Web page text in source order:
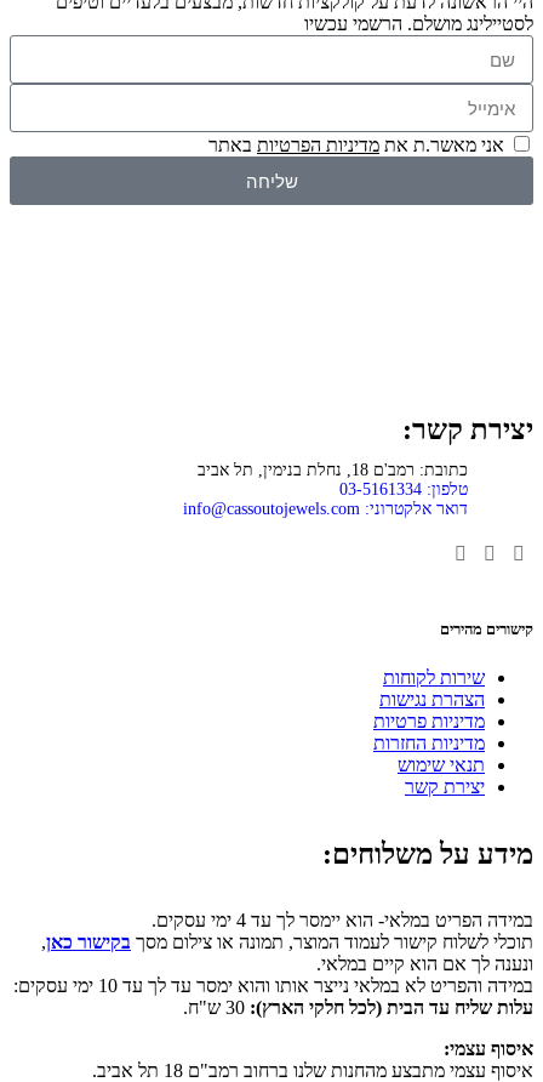
לסטיילינג מושלם. הרשמי עכשיו
אני מאשר.ת את מדיניות הפרטיות באתר
שליחה
יצירת קשר:
כתובת: רמב'ם 18, נחלת בנימין, תל אביב
טלפון: 03-5161334
דואר אלקטרוני: info@cassoutojewels.com
קישורים מהירים
שירות לקוחות
הצהרת נגישות
מדיניות פרטיות
מדיניות החזרות
תנאי שימוש
יצירת קשר
מידע על משלוחים:
במידה הפריט במלאי- הוא יימסר לך עד 4 ימי עסקים.
תוכלי לשלוח קישור לעמוד המוצר, תמונה או צילום מסך בקישור כאן,
ונענה לך אם הוא קיים במלאי.
במידה והפריט לא במלאי נייצר אותו והוא ימסר עד לך עד 10 ימי עסקים:
עלות שליח עד הבית (לכל חלקי הארץ):
איסוף עצמי:
איסוף עצמי מתבצע מהחנות שלנו ברחוב רמב"ם 18 תל אביב.